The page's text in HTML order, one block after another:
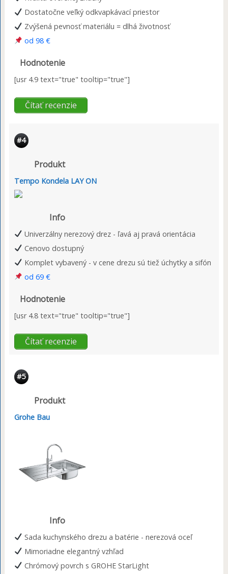
Dostatočne veľký odkvapkávací priestor
Zvýšená pevnosť materiálu = dlhá životnosť
od 98 €
Hodnotenie
[usr 4.9 text="true" tooltip="true"]
Čítať recenzie
#4
Produkt
Tempo Kondela LAY ON
Info
Univerzálny nerezový drez - ľavá aj pravá orientácia
Cenovo dostupný
Komplet vybavený - v cene drezu sú tiež úchytky a sifón
od 69 €
Hodnotenie
[usr 4.8 text="true" tooltip="true"]
Čítať recenzie
#5
Produkt
Grohe Bau
Info
Sada kuchynského drezu a batérie - nerezová oceľ
Mimoriadne elegantný vzhľad
Chrómový povrch s GROHE StarLight